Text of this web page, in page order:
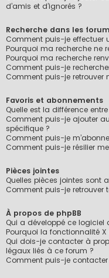
d’amis et d’ignorés ?
Recherche dans les
Comment puis-je effectuer
Pourquoi ma recherche ne
Pourquoi ma recherche
Comment puis-je
Comment puis-je retrouver
Favoris et abonnements
Quelle est la différence
Comment puis-je ajouter
spécifique ?
Comment puis-je
Comment puis-je résilier
Pièces jointes
Quelles pièces jointes sont
Comment puis-je retrouver
À propos de phpBB
Qui a développé ce
Pourquoi la fonctionnalité X
Qui dois-je contacter à
légaux liés à ce forum ?
Comment puis-je